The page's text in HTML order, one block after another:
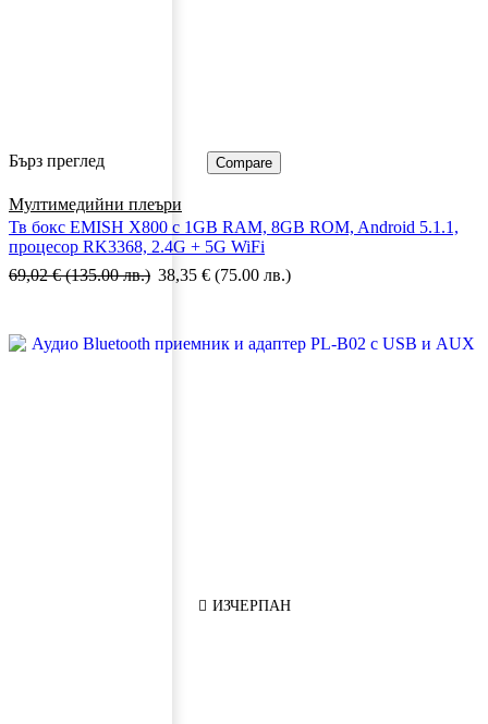
Бърз преглед Compare
Мултимедийни плеъри
Тв бокс EMISH X800 с 1GB RAM, 8GВ ROM, Android 5.1.1,
процесор RK3368, 2.4G + 5G WiFi
69,02€ (135.00 лв.) 38,35 € (75.00 лв.)
ИЗЧЕРПАН